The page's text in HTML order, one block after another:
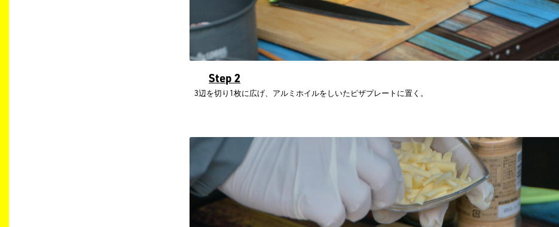
Step 2
3辺を切り1枚に広げ、アルミホイルをしいたピザプレートに置く。